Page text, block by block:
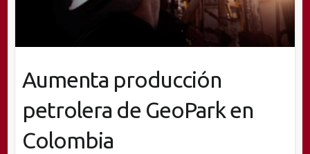
Aumenta producción
petrolera de GeoPark en
Colombia